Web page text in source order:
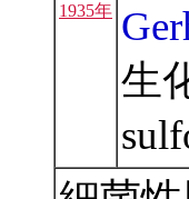
1935年
生